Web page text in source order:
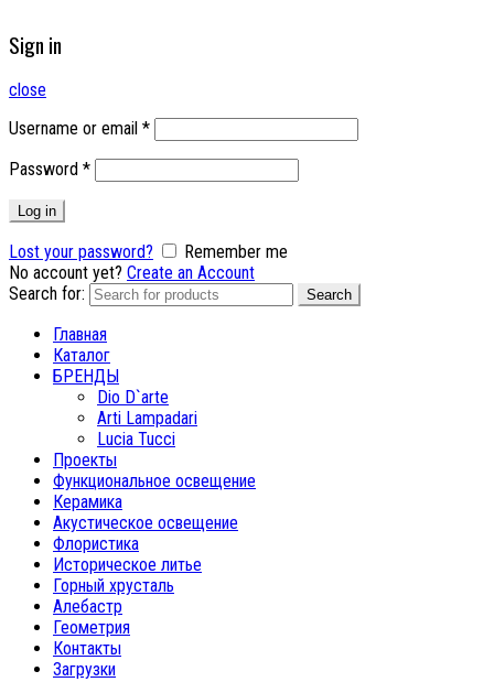
Sign in
close
Username or email *
Password *
Log in
Lost your password?
Remember me
No account yet? Create an Account
Search for:
Search
Главная
Каталог
БРЕНДЫ
Dio D`arte
Arti Lampadari
Lucia Tucci
Проекты
Функциональное освещение
Керамика
Акустическое освещение
Флористика
Историческое литье
Горный хрусталь
Алебастр
Геометрия
Контакты
Загрузки